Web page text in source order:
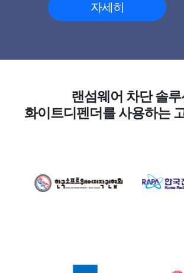
자세히
랜섬웨어 차단 솔루
화이트디펜더를 사용하는